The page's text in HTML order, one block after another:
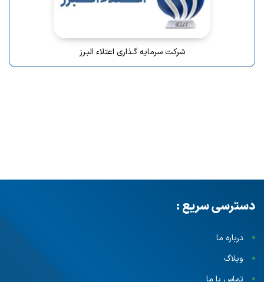
شرکت سرمایه گـذاری اعتلاء البـرز
دسترسی سریع :
درباره ما
وبلاگ
تماس با ما